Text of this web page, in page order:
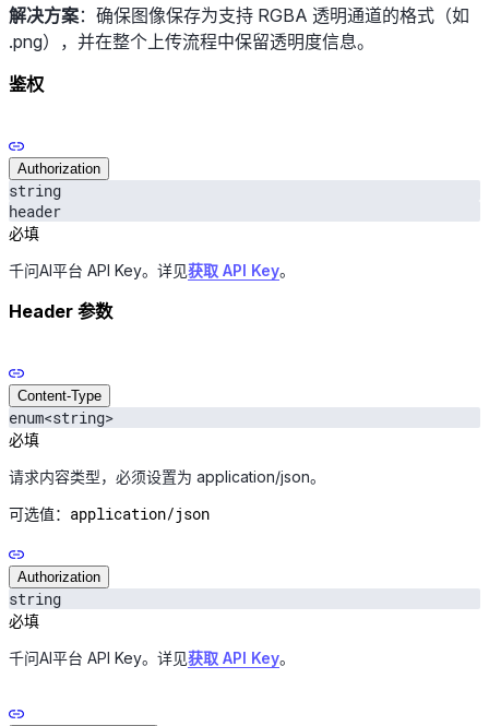
解决方案：确保图像保存为支持 RGBA 透明通道的格式（如
.png），并在整个上传流程中保留透明度信息。
鉴权
Authorization
string
header
必填
千问AI平台 API Key。详见获取 API Key。
Header 参数
Content-Type
enum<string>
必填
请求内容类型，必须设置为 application/json。
可选值： application/json
Authorization
string
必填
千问AI平台 API Key。详见获取 API Key。